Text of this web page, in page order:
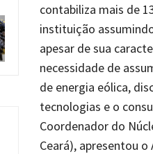
contabiliza mais de
instituição
apesar de sua
necessidade de
de energia eólica,
tecnologias e o
Coordenador do
Ceará), apresentou